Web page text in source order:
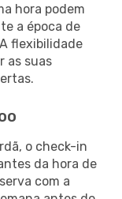
hora podem
a época de
flexibilidade
as suas
o check-in
da hora de
com a